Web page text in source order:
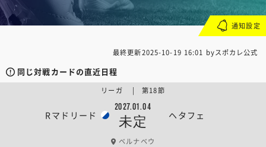
最終更新2025-10-19 16:01 byスポカレ公式
同じ対戦カードの直近日程
Rマドリード
2027.01.04
未定 ヘタフェ
リーガ | 第18節
ベルナベウ
通知設定